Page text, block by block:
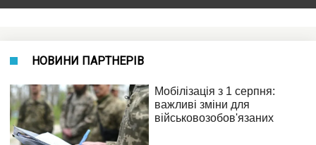
НОВИНИ ПАРТНЕРІВ